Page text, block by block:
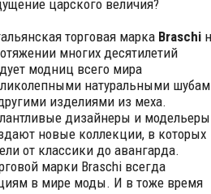
царского величия?
торговая марка Braschi
многих десятилетий
модниц всего мира
натуральными
изделиями из меха.
дизайнеры и модельеры
новые коллекции, в которых
от классики до авангарда.
марки Braschi всегда
в мире моды. И в тоже время